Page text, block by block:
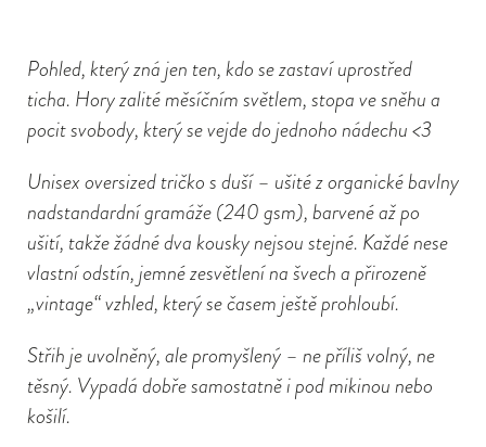
Pohled, který zná jen ten, kdo se zastaví uprostřed
ticha. Hory zalité měsíčním světlem, stopa ve sněhu a
pocit svobody, který se vejde do jednoho nádechu <3
Unisex oversized tričko s duší – ušité z organické bavlny
nadstandardní gramáže (240 gsm), barvené až po
ušití, takže žádné dva kousky nejsou stejné. Každé nese
vlastní odstín, jemné zesvětlení na švech a přirozeně
„vintage“ vzhled, který se časem ještě prohloubí.
Střih je uvolněný, ale promyšlený – ne příliš volný, ne
těsný. Vypadá dobře samostatně i pod mikinou nebo
košilí.